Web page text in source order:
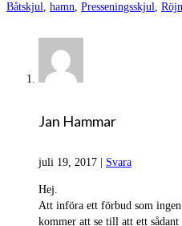
Båtskjul, hamn, Presseningsskjul,
Jan Hammar
juli 19, 2017 Svara
Hej.
Att införa ett förbud som
kommer att se till att ett